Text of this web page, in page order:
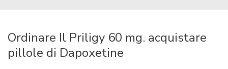
Ordinare Il Priligy 60 mg. acquistare
pillole di Dapoxetine